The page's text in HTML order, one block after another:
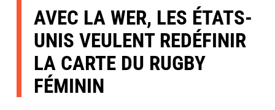
AVEC LA WER, LES ÉTATS-
UNIS VEULENT REDÉFINIR
LA CARTE DU RUGBY
FÉMININ